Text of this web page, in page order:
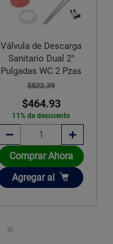
Valvula de Descarga
Sanitario 3" Sapo
Ajustable One Piece
$383.51
$341.33
11% de descuento
Comprar Ahora
Añadir
Agregar al